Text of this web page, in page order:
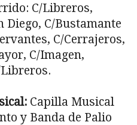
C/Libreros,
Diego, C/Bustamante
C/Cerrajeros,
C/Imagen,
Libreros.
Capilla Musical
y Banda de Palio